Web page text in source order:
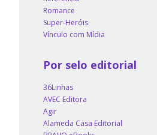
Romance
Super-Heróis
Vínculo com Mídia
Por selo editorial
36Linhas
AVEC Editora
Agir
Alameda Casa Editorial